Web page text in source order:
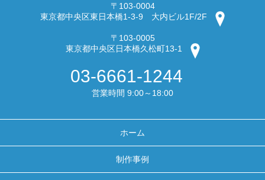
〒103-0004
東京都中央区東日本橋1-3-9 大内ビル1F/2F
〒103-0005
東京都中央区日本橋久松町13-1
03-6661-1244
営業時間 9:00～18:00
ホーム
制作事例